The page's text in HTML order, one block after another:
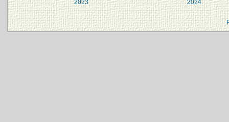
2023 2024